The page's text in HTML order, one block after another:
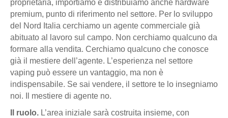
proprietaria, importiamo e distribuiamo anche hardware
premium, punto di riferimento nel settore. Per lo sviluppo
del Nord Italia cerchiamo un agente commerciale già
abituato al lavoro sul campo. Non cerchiamo qualcuno da
formare alla vendita. Cerchiamo qualcuno che conosce
già il mestiere dell’agente. L’esperienza nel settore
vaping può essere un vantaggio, ma non è
indispensabile. Se sai vendere, il settore te lo insegniamo
noi. Il mestiere di agente no.
Il ruolo. L’area iniziale sarà costruita insieme, con